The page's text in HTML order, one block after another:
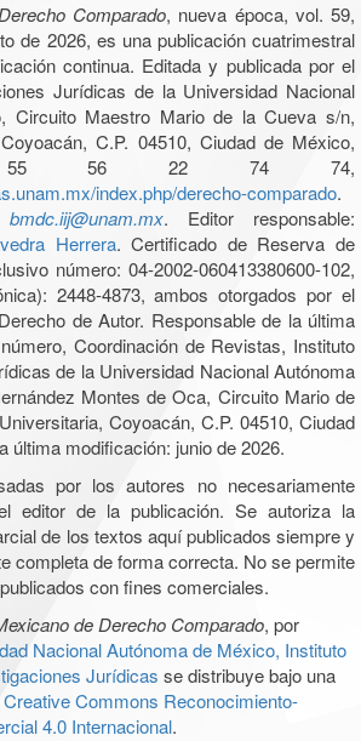
Comparado, nueva época, vol. 59,
de 2026, es una publicación cuatrimestral
continua. Editada y publicada por el
Jurídicas de la Universidad Nacional
Circuito Maestro Mario de la Cueva s/n,
C.P. 04510, Ciudad de México,
55 56 22 74 74,
index.php/derecho-comparado.
bmdc.iij@unam.mx. Editor responsable:
Herrera. Certificado de Reserva de
número: 04-2002-060413380600-102,
2448-4873, ambos otorgados por el
de Autor. Responsable de la última
Coordinación de Revistas, Instituto
de la Universidad Nacional Autónoma
Montes de Oca, Circuito Mario de
Coyoacán, C.P. 04510, Ciudad
última modificación: junio de 2026.
por los autores no necesariamente
editor de la publicación. Se autoriza la
de los textos aquí publicados siempre y
completa de forma correcta. No se permite
con fines comerciales.
de Derecho Comparado, por
Nacional Autónoma de México, Instituto
Jurídicas se distribuye bajo una
Commons Reconocimiento-
4.0 Internacional.